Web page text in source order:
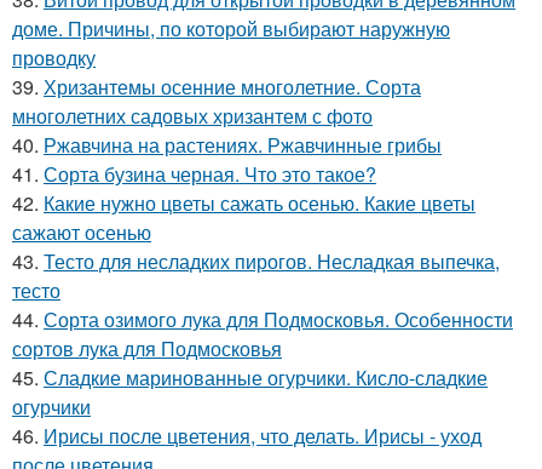
доме. Причины, по которой выбирают наружную
проводку
39. Хризантемы осенние многолетние. Сорта
многолетних садовых хризантем с фото
40. Ржавчина на растениях. Ржавчинные грибы
41. Сорта бузина черная. Что это такое?
42. Какие нужно цветы сажать осенью. Какие цветы
сажают осенью
43. Тесто для несладких пирогов. Несладкая выпечка,
тесто
44. Сорта озимого лука для Подмосковья. Особенности
сортов лука для Подмосковья
45. Сладкие маринованные огурчики. Кисло-сладкие
огурчики
46. Ирисы после цветения, что делать. Ирисы - уход